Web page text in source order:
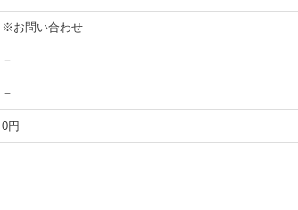
※お問い合わせ
－
－
0円